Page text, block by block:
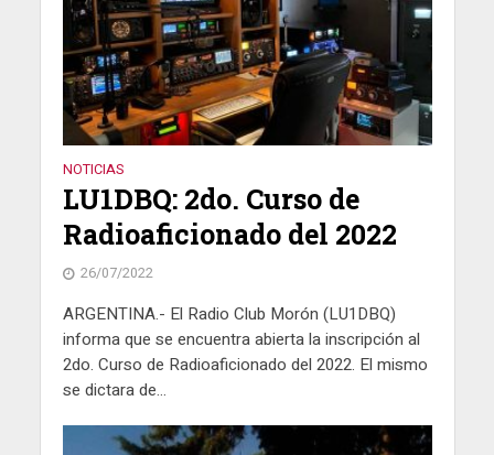
NOTICIAS
LU1DBQ: 2do. Curso de
Radioaficionado del 2022
26/07/2022
ARGENTINA.- El Radio Club Morón (LU1DBQ)
informa que se encuentra abierta la inscripción al
2do. Curso de Radioaficionado del 2022. El mismo
se dictara de...